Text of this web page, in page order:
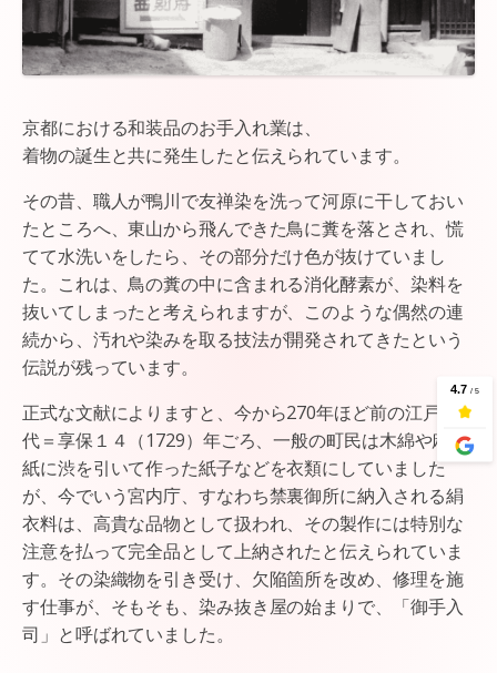
京都における和装品のお手入れ業は、
着物の誕生と共に発生したと伝えられています。
その昔、職人が鴨川で友禅染を洗って河原に干しておい
たところへ、東山から飛んできた鳥に糞を落とされ、慌
てて水洗いをしたら、その部分だけ色が抜けていまし
た。これは、鳥の糞の中に含まれる消化酵素が、染料を
抜いてしまったと考えられますが、このような偶然の連
続から、汚れや染みを取る技法が開発されてきたという
伝説が残っています。
正式な文献によりますと、今から270年ほど前の江戸時
代＝享保１４（1729）年ごろ、一般の町民は木綿や麻、
紙に渋を引いて作った紙子などを衣類にしていました
が、今でいう宮内庁、すなわち禁裏御所に納入される絹
衣料は、高貴な品物として扱われ、その製作には特別な
注意を払って完全品として上納されたと伝えられていま
す。その染織物を引き受け、欠陥箇所を改め、修理を施
す仕事が、そもそも、染み抜き屋の始まりで、「御手入
司」と呼ばれていました。